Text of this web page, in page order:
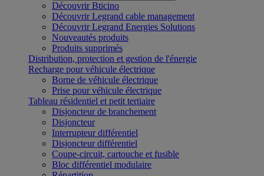
Découvrir Bticino
Découvrir Legrand cable management
Découvrir Legrand Energies Solutions
Nouveautés produits
Produits supprimés
Distribution, protection et gestion de l'énergie
Recharge pour véhicule électrique
Borne de véhicule électrique
Prise pour véhicule électrique
Tableau résidentiel et petit tertiaire
Disjoncteur de branchement
Disjoncteur
Interrupteur différentiel
Disjoncteur différentiel
Coupe-circuit, cartouche et fusible
Bloc différentiel modulaire